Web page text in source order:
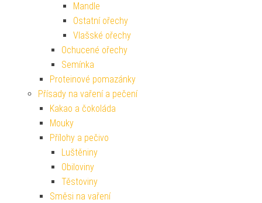
Mandle
Ostatní ořechy
Vlašské ořechy
Ochucené ořechy
Semínka
Proteinové pomazánky
Přísady na vaření a pečení
Kakao a čokoláda
Mouky
Přílohy a pečivo
Luštěniny
Obiloviny
Těstoviny
Směsi na vaření